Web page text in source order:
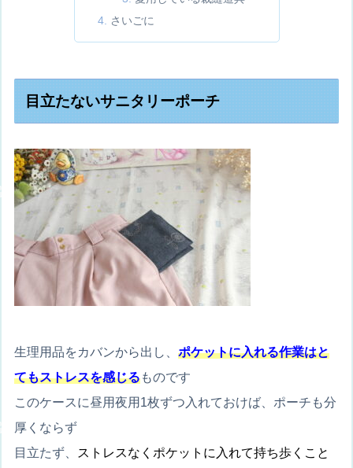
さいごに
目立たないサニタリーポーチ
生理用品をカバンから出し、ポケットに入れる作業はと
てもストレスを感じるものです
このケースに昼用夜用1枚ずつ入れておけば、ポーチも分
厚くならず
目立たず、
ストレスなくポケットに入れて持ち歩くこと